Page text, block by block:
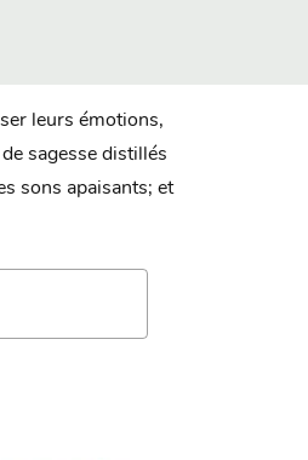
leurs émotions,
sagesse distillés
sons apaisants; et